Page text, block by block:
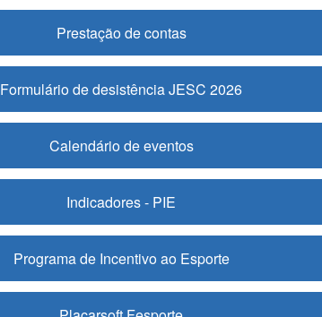
Prestação de contas
Formulário de desistência JESC 2026
Calendário de eventos
Indicadores - PIE
Programa de Incentivo ao Esporte